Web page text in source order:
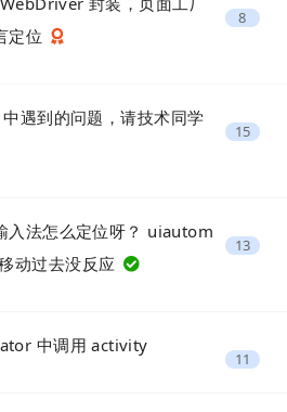
定位
8
遇到的问题，请技术同学
15
入法怎么定位呀？ uiautom
动过去没反应
13
中调用 activity
11